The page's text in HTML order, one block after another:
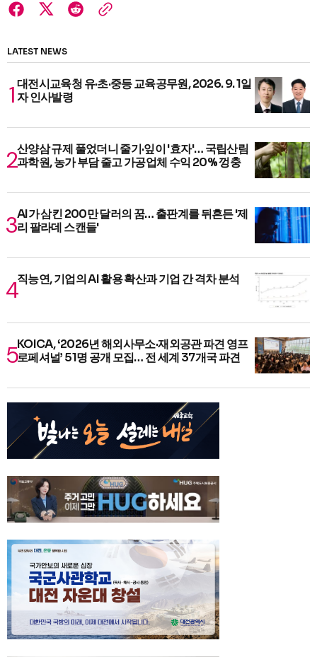
LATEST NEWS
대전시교육청 유·초·중등 교육공무원, 2026. 9. 1일
자 인사발령
산양삼 규제 풀었더니 줄기·잎이 '효자'… 국립산림
과학원, 농가 부담 줄고 가공업체 수익 20% 껑충
AI가 삼킨 200만 달러의 꿈… 출판계를 뒤흔든 '제
리 팔라데 스캔들'
직능연, 기업의 AI 활용 확산과 기업 간 격차 분석
KOICA, ‘2026년 해외사무소·재외공관 파견 영프
로페셔널’ 51명 공개 모집… 전 세계 37개국 파견